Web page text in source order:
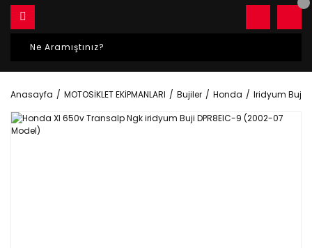
Anasayfa MOTOSİKLET EKİPMANLARI Bujiler Honda Iridyum